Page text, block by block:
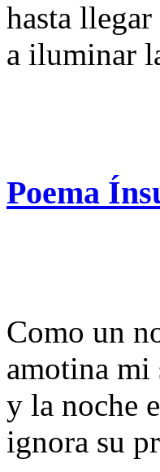
hasta
a iluminar
Poema
Como un
amotina mi
y la noche
ignora su